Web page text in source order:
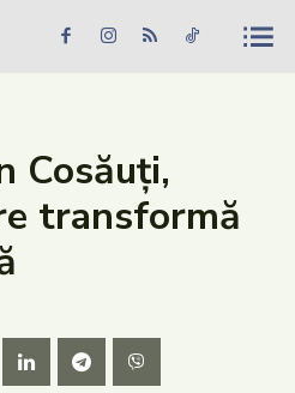
Căutare
Cosăuți,
transformă